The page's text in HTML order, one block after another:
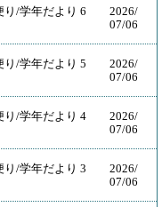
り/学年だより 6
2026/
07/06
り/学年だより 5
2026/
07/06
り/学年だより 4
2026/
07/06
り/学年だより 3
2026/
07/06